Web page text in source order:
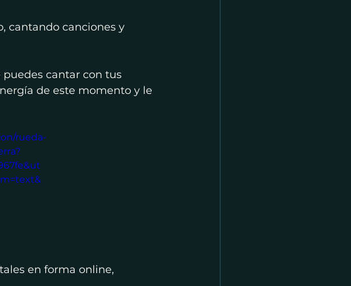
cantando canciones y
cantar con tus
de este momento y le
rueda-
en forma online,